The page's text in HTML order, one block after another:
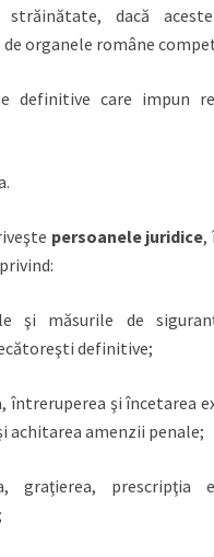
străinătate, dacă
de organele române
definitive care impun
persoanele juridice,
şi măsurile de
definitive;
întreruperea şi încetarea
achitarea amenzii penale;
graţierea, prescripţia